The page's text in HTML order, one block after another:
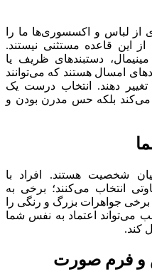
از لباس و اکسسوری‌ها ما را
این قاعده مستثنی نیستند.
مینیمال، دستبندهای ظریف یا
امسال هستند که می‌توانند
دهند. انتخاب درست یک
می‌کند بلکه حس مدرن بودن و
شخصیت هستند. افراد با
انتخاب می‌کنند؛ برخی به
جواهرات بزرگ و رنگی را
می‌تواند اعتماد به نفس شما
کند.
و فرم صورت